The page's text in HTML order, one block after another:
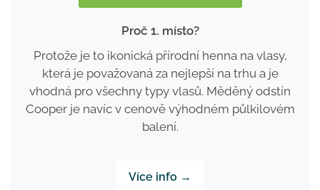
Proč 1. místo?
Protože je to ikonická přírodní henna na vlasy,
která je považovaná za nejlepší na trhu a je
vhodná pro všechny typy vlasů. Měděný odstín
Cooper je navíc v cenově výhodném půlkilovém
balení.
Více info →